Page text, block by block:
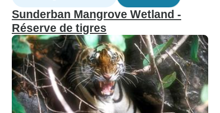
Sunderban Mangrove Wetland -
Réserve de tigres